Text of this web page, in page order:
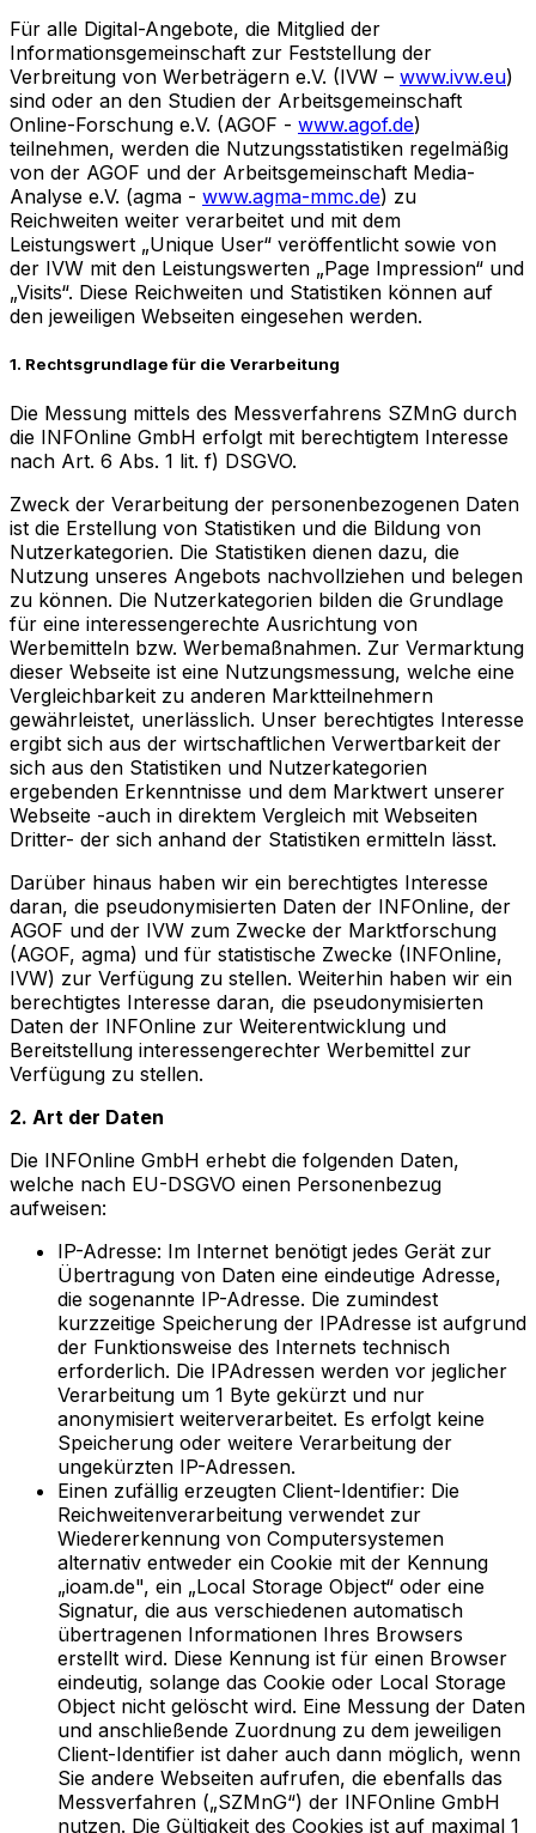
Für alle Digital-Angebote, die Mitglied der
Informationsgemeinschaft zur Feststellung der
Verbreitung von Werbeträgern e.V. (IVW – www.ivw.eu)
sind oder an den Studien der Arbeitsgemeinschaft
Online-Forschung e.V. (AGOF - www.agof.de)
teilnehmen, werden die Nutzungsstatistiken regelmäßig
von der AGOF und der Arbeitsgemeinschaft Media-
Analyse e.V. (agma - www.agma-mmc.de) zu
Reichweiten weiter verarbeitet und mit dem
Leistungswert „Unique User“ veröffentlicht sowie von
der IVW mit den Leistungswerten „Page Impression“ und
„Visits“. Diese Reichweiten und Statistiken können auf
den jeweiligen Webseiten eingesehen werden.
1. Rechtsgrundlage für die Verarbeitung
Die Messung mittels des Messverfahrens SZMnG durch
die INFOnline GmbH erfolgt mit berechtigtem Interesse
nach Art. 6 Abs. 1 lit. f) DSGVO.
Zweck der Verarbeitung der personenbezogenen Daten
ist die Erstellung von Statistiken und die Bildung von
Nutzerkategorien. Die Statistiken dienen dazu, die
Nutzung unseres Angebots nachvollziehen und belegen
zu können. Die Nutzerkategorien bilden die Grundlage
für eine interessengerechte Ausrichtung von
Werbemitteln bzw. Werbemaßnahmen. Zur Vermarktung
dieser Webseite ist eine Nutzungsmessung, welche eine
Vergleichbarkeit zu anderen Marktteilnehmern
gewährleistet, unerlässlich. Unser berechtigtes Interesse
ergibt sich aus der wirtschaftlichen Verwertbarkeit der
sich aus den Statistiken und Nutzerkategorien
ergebenden Erkenntnisse und dem Marktwert unserer
Webseite -auch in direktem Vergleich mit Webseiten
Dritter- der sich anhand der Statistiken ermitteln lässt.
Darüber hinaus haben wir ein berechtigtes Interesse
daran, die pseudonymisierten Daten der INFOnline, der
AGOF und der IVW zum Zwecke der Marktforschung
(AGOF, agma) und für statistische Zwecke (INFOnline,
IVW) zur Verfügung zu stellen. Weiterhin haben wir ein
berechtigtes Interesse daran, die pseudonymisierten
Daten der INFOnline zur Weiterentwicklung und
Bereitstellung interessengerechter Werbemittel zur
Verfügung zu stellen.
2. Art der Daten
Die INFOnline GmbH erhebt die folgenden Daten,
welche nach EU-DSGVO einen Personenbezug
aufweisen:
IP-Adresse: Im Internet benötigt jedes Gerät zur
Übertragung von Daten eine eindeutige Adresse,
die sogenannte IP-Adresse. Die zumindest
kurzzeitige Speicherung der IPAdresse ist aufgrund
der Funktionsweise des Internets technisch
erforderlich. Die IPAdressen werden vor jeglicher
Verarbeitung um 1 Byte gekürzt und nur
anonymisiert weiterverarbeitet. Es erfolgt keine
Speicherung oder weitere Verarbeitung der
ungekürzten IP-Adressen.
Einen zufällig erzeugten Client-Identifier: Die
Reichweitenverarbeitung verwendet zur
Wiedererkennung von Computersystemen
alternativ entweder ein Cookie mit der Kennung
„ioam.de", ein „Local Storage Object“ oder eine
Signatur, die aus verschiedenen automatisch
übertragenen Informationen Ihres Browsers
erstellt wird. Diese Kennung ist für einen Browser
eindeutig, solange das Cookie oder Local Storage
Object nicht gelöscht wird. Eine Messung der Daten
und anschließende Zuordnung zu dem jeweiligen
Client-Identifier ist daher auch dann möglich, wenn
Sie andere Webseiten aufrufen, die ebenfalls das
Messverfahren („SZMnG“) der INFOnline GmbH
nutzen. Die Gültigkeit des Cookies ist auf maximal 1